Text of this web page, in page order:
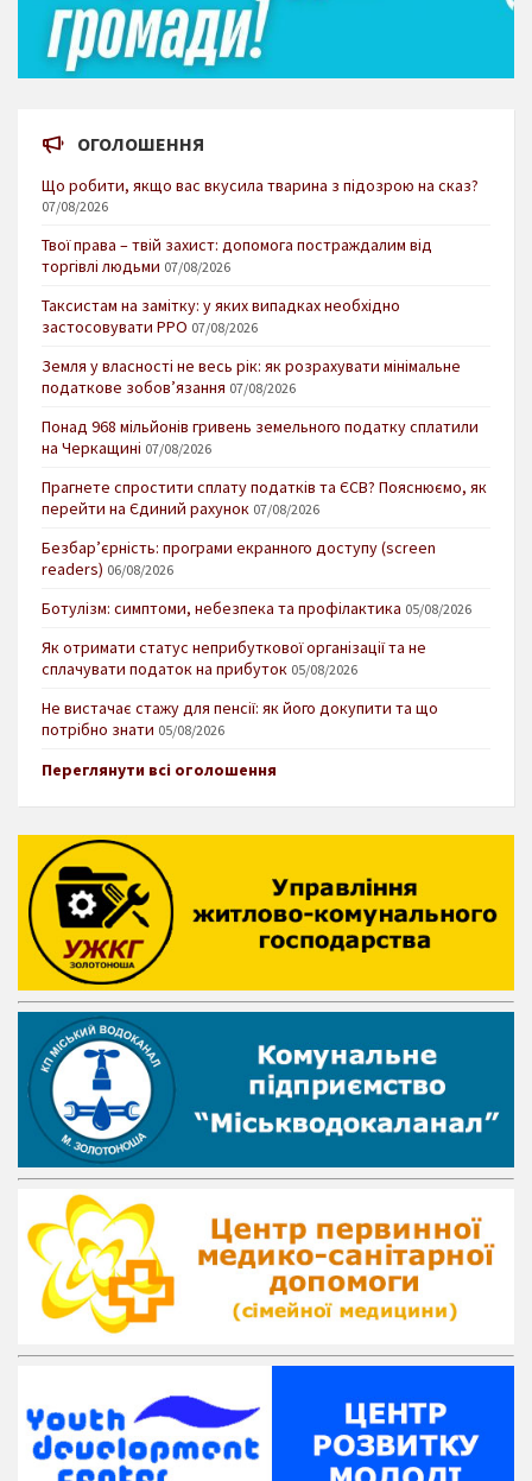
ОГОЛОШЕННЯ
Що робити, якщо вас вкусила тварина з підозрою на сказ?
07/08/2026
Твої права – твій захист: допомога постраждалим від
торгівлі людьми 07/08/2026
Таксистам на замітку: у яких випадках необхідно
застосовувати РРО 07/08/2026
Земля у власності не весь рік: як розрахувати мінімальне
податкове зобов’язання 07/08/2026
Понад 968 мільйонів гривень земельного податку сплатили
на Черкащині 07/08/2026
Прагнете спростити сплату податків та ЄСВ? Пояснюємо, як
перейти на Єдиний рахунок 07/08/2026
Безбар’єрність: програми екранного доступу (screen
readers) 06/08/2026
Ботулізм: симптоми, небезпека та профілактика 05/08/2026
Як отримати статус неприбуткової організації та не
сплачувати податок на прибуток 05/08/2026
Не вистачає стажу для пенсії: як його докупити та що
потрібно знати 05/08/2026
Переглянути всі оголошення